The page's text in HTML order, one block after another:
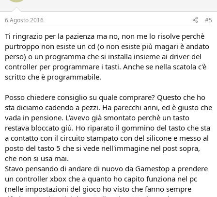
6 Agosto 2016 #5
Ti ringrazio per la pazienza ma no, non me lo risolve perchè
purtroppo non esiste un cd (o non esiste più magari è andato
perso) o un programma che si installa insieme ai driver del
controller per programmare i tasti. Anche se nella scatola c'è
scritto che è programmabile.
Posso chiedere consiglio su quale comprare? Questo che ho
sta diciamo cadendo a pezzi. Ha parecchi anni, ed è giusto che
vada in pensione. L'avevo già smontato perchè un tasto
restava bloccato giù. Ho riparato il gommino del tasto che sta
a contatto con il circuito stampato con del silicone e messo al
posto del tasto 5 che si vede nell'immagine nel post sopra,
che non si usa mai.
Stavo pensando di andare di nuovo da Gamestop a prendere
un controller xbox che a quanto ho capito funziona nel pc
(nelle impostazioni del gioco ho visto che fanno sempre